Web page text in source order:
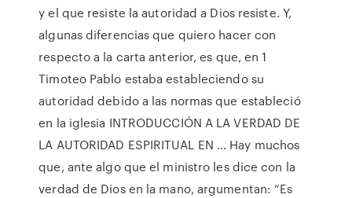
y el que resiste la autoridad a Dios resiste. Y,
algunas diferencias que quiero hacer con
respecto a la carta anterior, es que, en 1
Timoteo Pablo estaba estableciendo su
autoridad debido a las normas que estableció
en la iglesia INTRODUCCIÓN A LA VERDAD DE
LA AUTORIDAD ESPIRITUAL EN … Hay muchos
que, ante algo que el ministro les dice con la
verdad de Dios en la mano, argumentan: “Es